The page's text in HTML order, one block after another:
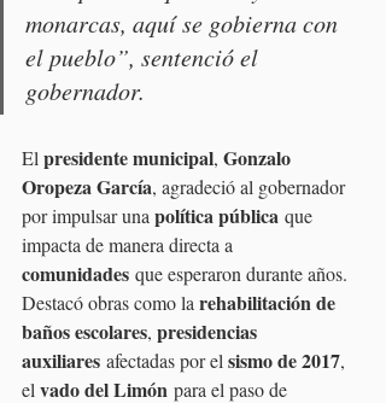
monarcas, aquí se gobierna con
el pueblo”, sentenció el
gobernador.
El presidente municipal, Gonzalo
Oropeza García, agradeció al gobernador
por impulsar una política pública que
impacta de manera directa a
comunidades que esperaron durante años.
Destacó obras como la rehabilitación de
baños escolares, presidencias
auxiliares afectadas por el sismo de 2017,
el vado del Limón para el paso de